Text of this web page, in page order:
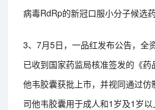
病毒RdRp的新冠口服小分子候选药
3、7月5日，一品红发布公告，全
已收到国家药监局核准签发的《
他韦胶囊获批上市，并视同通过
司他韦胶囊用于成人和1岁及1岁